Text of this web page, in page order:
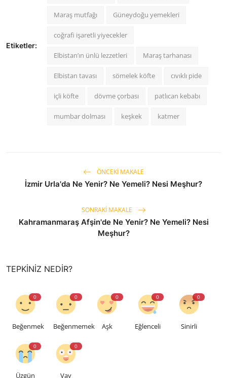
Etiketler:
Maraş mutfağı Güneydoğu yemekleri
coğrafi işaretli yiyecekler
Elbistan’ın ünlü lezzetleri Maraş tarhanası
Elbistan tavası sömelek köfte cıvıklı pide
içli köfte dövme çorbası patlıcan kebabı
mumbar dolması keşkek katmer
ÖNCEKI MAKALE
İzmir Urla'da Ne Yenir? Ne Yemeli? Nesi Meşhur?
SONRAKI MAKALE
Kahramanmaraş Afşin'de Ne Yenir? Ne Yemeli? Nesi
Meşhur?
TEPKINIZ NEDIR?
0
Beğenmek
0
Beğenmemek
0
Aşk
0
Eğlenceli
0
Sinirli
0
Üzgün
0
Vay